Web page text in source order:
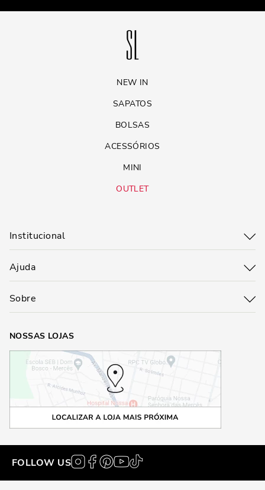
NEW IN
SAPATOS
BOLSAS
ACESSÓRIOS
MINI
OUTLET
Institucional
Ajuda
Sobre
NOSSAS LOJAS
FOLLOW US